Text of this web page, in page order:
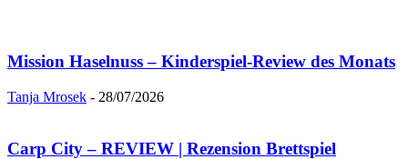
Mission Haselnuss – Kinderspiel-Review des Monats
Tanja Mrosek - 28/07/2026
Carp City – REVIEW | Rezension Brettspiel